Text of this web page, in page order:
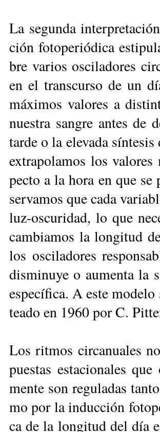
La se­gun­da
ción fo­to­pe­rió­di­ca
bre va­rios os­ci­la­do­res
en el trans­cur­so de un
má­xi­mos va­lo­res a
nues­tra san­gre an­tes de
tar­de o la ele­va­da
ex­tra­po­la­mos los
pec­to a la ho­ra en que
ser­va­mos que ca­da
luz-os­cu­ri­dad, lo que
cam­bia­mos la lon­gi­tud
los os­ci­la­do­res
dis­mi­nu­ye o au­men­ta la
es­pe­cí­fi­ca. A es­te
tea­do en 1960 por C.
Los rit­mos cir­ca­nua­les
pues­tas es­ta­cio­na­les
men­te son re­gu­la­das
mo por la in­duc­ción
ca de la lon­gi­tud del día